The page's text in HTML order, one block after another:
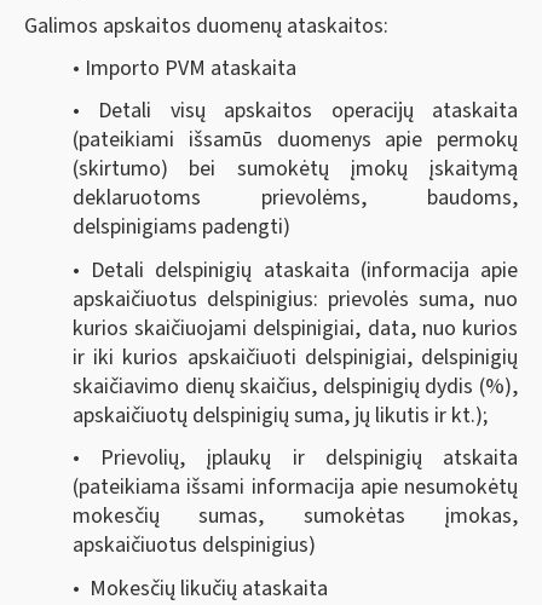
Galimos apskaitos duomenų ataskaitos:
• Importo PVM ataskaita
• Detali visų apskaitos operacijų ataskaita
(pateikiami išsamūs duomenys apie permokų
(skirtumo) bei sumokėtų įmokų įskaitymą
deklaruotoms prievolėms, baudoms,
delspinigiams padengti)
• Detali delspinigių ataskaita (informacija apie
apskaičiuotus delspinigius: prievolės suma, nuo
kurios skaičiuojami delspinigiai, data, nuo kurios
ir iki kurios apskaičiuoti delspinigiai, delspinigių
skaičiavimo dienų skaičius, delspinigių dydis (%),
apskaičiuotų delspinigių suma, jų likutis ir kt.);
• Prievolių, įplaukų ir delspinigių atskaita
(pateikiama išsami informacija apie nesumokėtų
mokesčių sumas, sumokėtas įmokas,
apskaičiuotus delspinigius)
• Mokesčių likučių ataskaita